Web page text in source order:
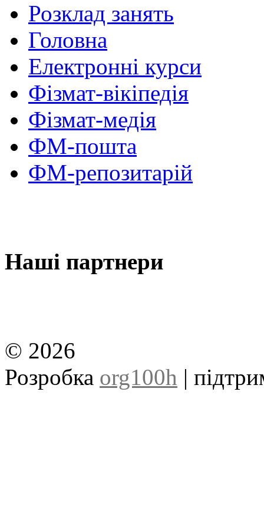
Розклад занять
Головна
Електронні курси
Фізмат-вікіпедія
Фізмат-медія
ФМ-пошта
ФМ-репозитарій
Наші партнери
© 2026
Розробка org100h |